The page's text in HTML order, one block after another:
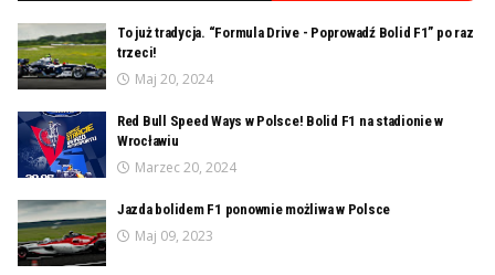
To już tradycja. “Formula Drive - Poprowadź Bolid F1” po raz
trzeci!
Maj 20, 2024
Red Bull Speed Ways w Polsce! Bolid F1 na stadionie w
Wrocławiu
Marzec 20, 2024
Jazda bolidem F1 ponownie możliwa w Polsce
Maj 09, 2023